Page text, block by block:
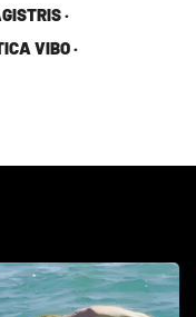
·
VIBO ·